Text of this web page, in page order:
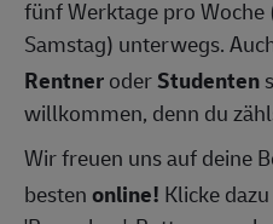
fünf Werktage pro
Samstag) unterwegs.
RentneroderStudenten
willkommen, denn du
Wir freuen uns auf deine
bestenonline! Klicke